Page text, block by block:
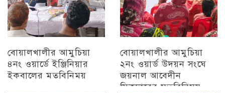
বোয়ালখালীর আমুচিয়া
৪নং ওয়ার্ডে ইঞ্জিনিয়ার
ইকবালের মতবিনিময়
বোয়ালখালীর আমুচিয়া
২নং ওয়ার্ড উদয়ন সংঘে
জয়নাল আবেদীন
সিকদারের মতবিনিময়